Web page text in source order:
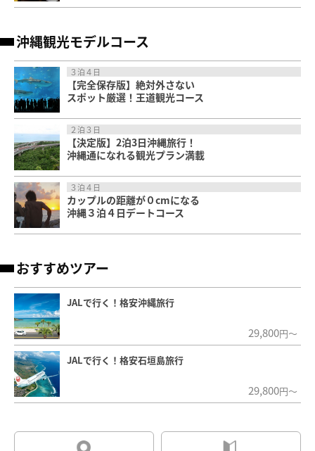
沖縄観光モデルコース
３泊４日
【完全保存版】絶対外さない
スポット厳選！王道観光コース
２泊３日
【決定版】2泊3日沖縄旅行！
沖縄通になれる観光プラン満載
３泊４日
カップルの距離が０cmになる
沖縄３泊４日デートコース
おすすめツアー
JALで行く！格安沖縄旅行
29,800円～
JALで行く！格安石垣島旅行
29,800円～